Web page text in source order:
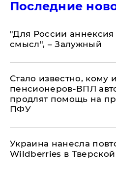
Последние
"Для России
смысл", – Залужный
Стало известно, кому
пенсионеров-ВПЛ
продлят помощь на
ПФУ
Украина нанесла
Wildberries в